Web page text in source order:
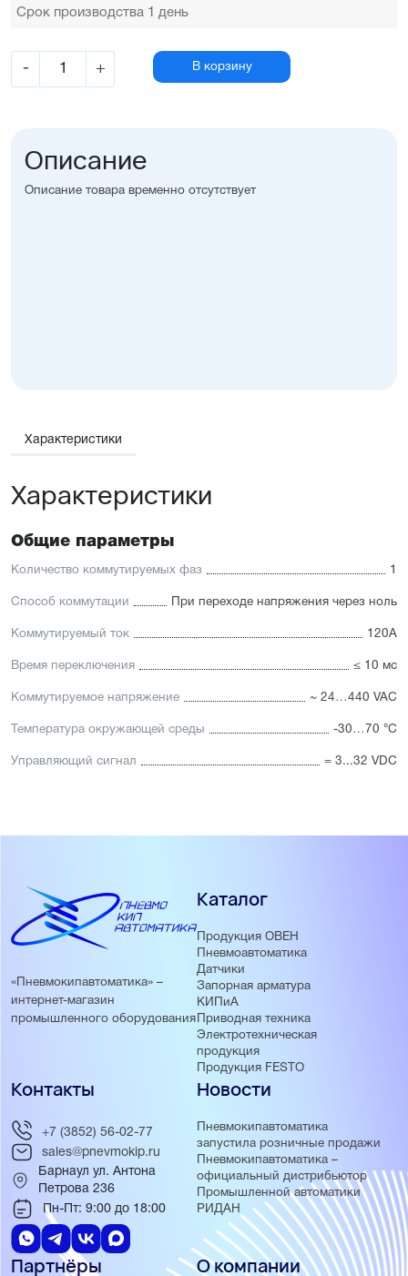
Срок производства 1 день
- + В корзину
Описание
Описание товара временно отсутствует
Характеристики
Характеристики
Общие параметры
Количество коммутируемых фаз 1
Способ коммутации При переходе напряжения через ноль
Коммутируемый ток 120А
Время переключения ≤ 10 мс
Коммутируемое напряжение ~ 24…440 VAC
Температура окружающей среды -30…70 °C
Управляющий сигнал = 3...32 VDC
«Пневмокипавтоматика» –
интернет-магазин
промышленного оборудования
Каталог
Продукция ОВЕН
Пневмоавтоматика
Датчики
Запорная арматура
КИПиА
Приводная техника
Электротехническая
продукция
Продукция FESTO
Новости
Пневмокипавтоматика
запустила розничные продажи
Пневмокипавтоматика –
официальный дистрибьютор
Промышленной автоматики
РИДАН
Партнёры О компании
Контакты
+7 (3852) 56-02-77
sales@pnevmokip.ru
Барнаул ул. Антона
Петрова 236
Пн-Пт: 9:00 до 18:00